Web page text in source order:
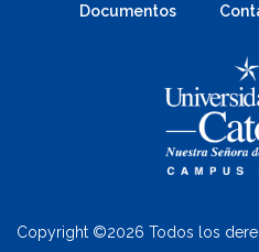
Documentos
Copyright ©2026 Todos los